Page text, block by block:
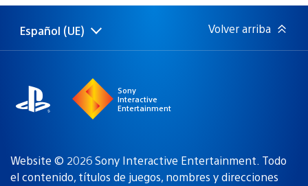
publicación:
Selecciona
una
Región
actual:
Español (UE) Volver arriba
Sony
Interactive
Entertainment
Website © 2026 Sony Interactive Entertainment. Todo
el contenido, títulos de juegos, nombres y direcciones